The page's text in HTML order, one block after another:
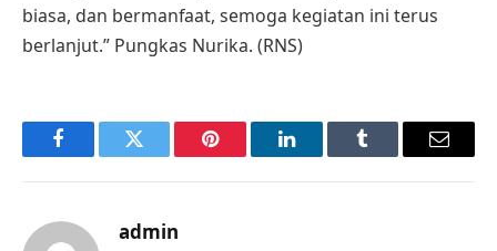
biasa, dan bermanfaat, semoga kegiatan ini terus
berlanjut.” Pungkas Nurika. (RNS)
FacebookTwitter Pinterest LinkedInTumblr Email
admin